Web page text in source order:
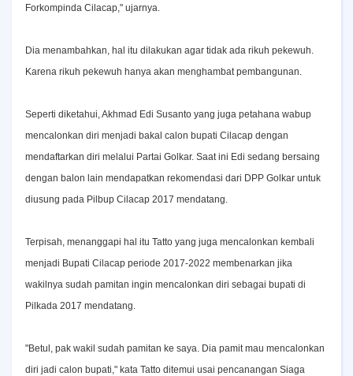
Forkompinda Cilacap," ujarnya.
Dia menambahkan, hal itu dilakukan agar tidak ada rikuh pekewuh.
Karena rikuh pekewuh hanya akan menghambat pembangunan.
Seperti diketahui, Akhmad Edi Susanto yang juga petahana wabup
mencalonkan diri menjadi bakal calon bupati Cilacap dengan
mendaftarkan diri melalui Partai Golkar. Saat ini Edi sedang bersaing
dengan balon lain mendapatkan rekomendasi dari DPP Golkar untuk
diusung pada Pilbup Cilacap 2017 mendatang.
Terpisah, menanggapi hal itu Tatto yang juga mencalonkan kembali
menjadi Bupati Cilacap periode 2017-2022 membenarkan jika
wakilnya sudah pamitan ingin mencalonkan diri sebagai bupati di
Pilkada 2017 mendatang.
"Betul, pak wakil sudah pamitan ke saya. Dia pamit mau mencalonkan
diri jadi calon bupati," kata Tatto ditemui usai pencanangan Siaga